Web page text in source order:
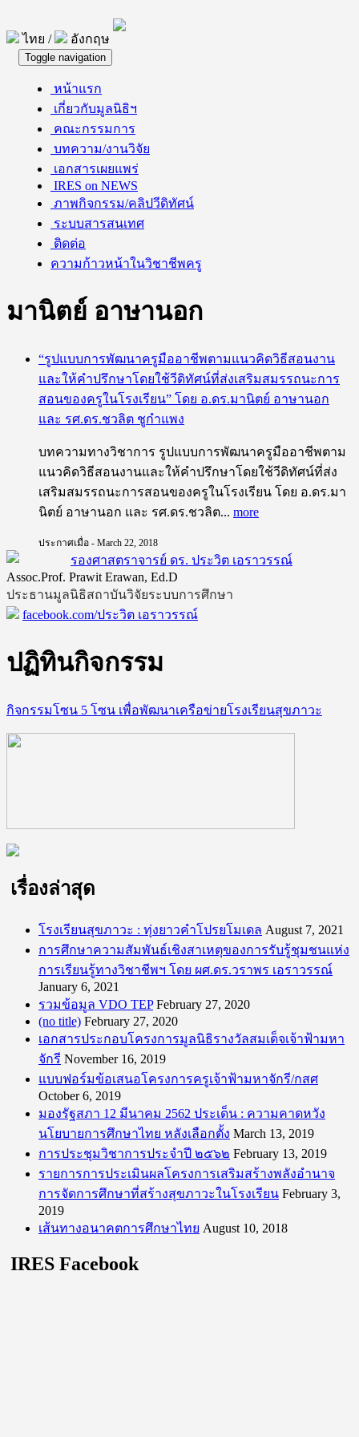
ไทย / อังกฤษ
Toggle navigation
หน้าแรก
เกี่ยวกับมูลนิธิฯ
คณะกรรมการ
บทความ/งานวิจัย
เอกสารเผยแพร่
IRES on NEWS
ภาพกิจกรรม/คลิปวีดิทัศน์
ระบบสารสนเทศ
ติดต่อ
ความก้าวหน้าในวิชาชีพครู
มานิตย์ อาษานอก
“รูปแบบการพัฒนาครูมืออาชีพตามแนวคิดวิธีสอนงาน
และให้คำปรึกษาโดยใช้วีดิทัศน์ที่ส่งเสริมสมรรถนะการ
สอนของครูในโรงเรียน” โดย อ.ดร.มานิตย์ อาษานอก
และ รศ.ดร.ชวลิต ชูกำแพง
บทความทางวิชาการ รูปแบบการพัฒนาครูมืออาชีพตาม
แนวคิดวิธีสอนงานและให้คำปรึกษาโดยใช้วีดิทัศน์ที่ส่ง
เสริมสมรรถนะการสอนของครูในโรงเรียน โดย อ.ดร.มา
นิตย์ อาษานอก และ รศ.ดร.ชวลิต... more
ประกาศเมื่อ - March 22, 2018
รองศาสตราจารย์ ดร. ประวิต เอราวรรณ์
Assoc.Prof. Prawit Erawan, Ed.D
ประธานมูลนิธิสถาบันวิจัยระบบการศึกษา
facebook.com/ประวิต เอราวรรณ์
ปฏิทินกิจกรรม
กิจกรรมโซน 5 โซน เพื่อพัฒนาเครือข่ายโรงเรียนสุขภาวะ
เรื่องล่าสุด
โรงเรียนสุขภาวะ : ทุ่งยาวคำโปรยโมเดล August 7, 2021
การศึกษาความสัมพันธ์เชิงสาเหตุของการรับรู้ชุมชนแห่ง
การเรียนรู้ทางวิชาชีพฯ โดย ผศ.ดร.วราพร เอราวรรณ์
January 6, 2021
รวมข้อมูล VDO TEP February 27, 2020
(no title) February 27, 2020
เอกสารประกอบโครงการมูลนิธิรางวัลสมเด็จเจ้าฟ้ามหา
จักรี November 16, 2019
แบบฟอร์มข้อเสนอโครงการครูเจ้าฟ้ามหาจักรี/กสศ
October 6, 2019
มองรัฐสภา 12 มีนาคม 2562 ประเด็น : ความคาดหวัง
นโยบายการศึกษาไทย หลังเลือกตั้ง March 13, 2019
การประชุมวิชาการประจำปี ๒๕๖๒ February 13, 2019
รายการการประเมินผลโครงการเสริมสร้างพลังอำนาจ
การจัดการศึกษาที่สร้างสุขภาวะในโรงเรียน February 3,
2019
เส้นทางอนาคตการศึกษาไทย August 10, 2018
IRES Facebook